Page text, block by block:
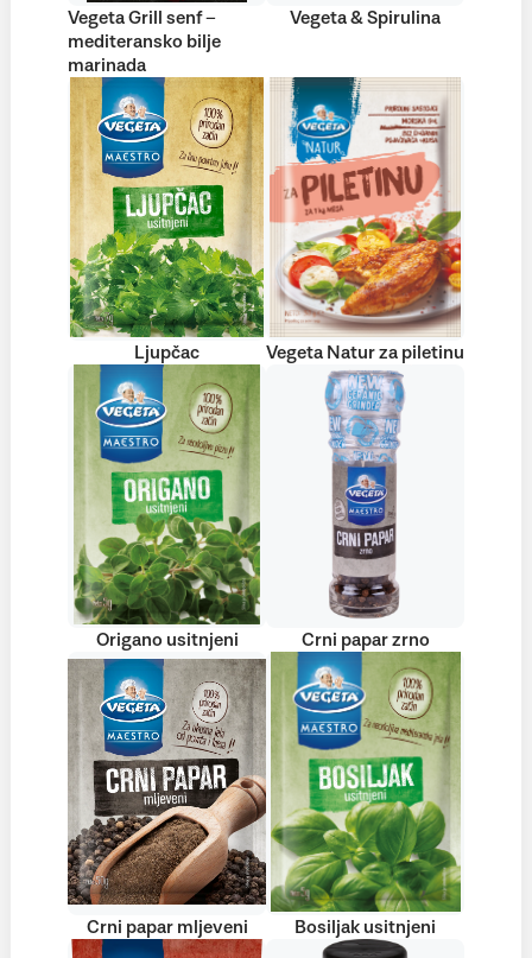
Vegeta Grill senf –
mediteransko bilje
marinada
Vegeta & Spirulina
Ljupčac Vegeta Natur za piletinu
Origano usitnjeni Crni papar zrno
Crni papar mljeveni Bosiljak usitnjeni